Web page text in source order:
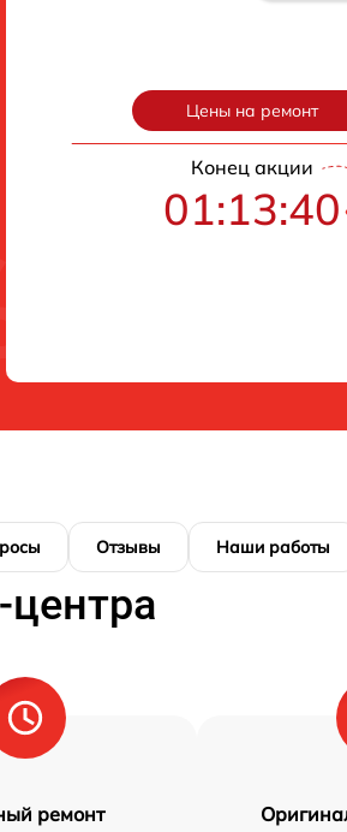
Цены на ремонт
Конец акции
01:13:40
Отзывы Наши работы
ремонт